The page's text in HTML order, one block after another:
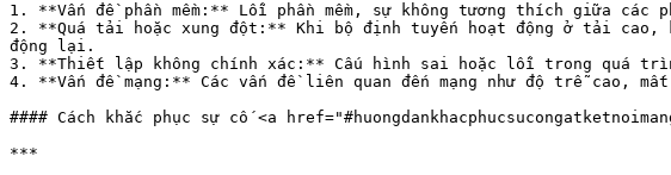
1. **Vấn đề phần mềm:** Lỗi phần mềm, sự không tương thích giữa
2. **Quá tải hoặc xung đột:** Khi bộ định tuyến hoạt động ở tải
động lại.
3. **Thiết lập không chính xác:** Cấu hình sai hoặc lỗi trong quá
4. **Vấn đề mạng:** Các vấn đề liên quan đến mạng như độ trễ cao,
#### Cách khắc phục sự cố <a
***